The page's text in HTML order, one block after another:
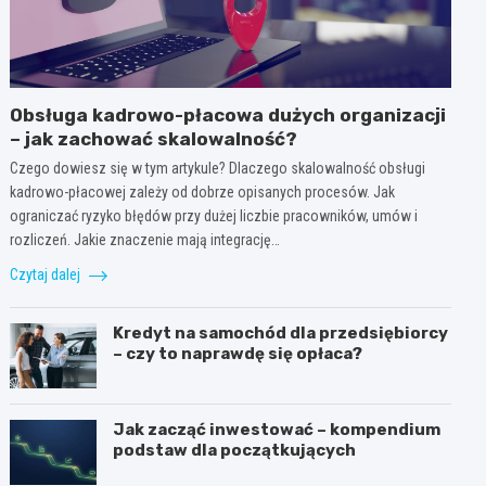
Obsługa kadrowo-płacowa dużych organizacji
– jak zachować skalowalność?
Czego dowiesz się w tym artykule? Dlaczego skalowalność obsługi
kadrowo-płacowej zależy od dobrze opisanych procesów. Jak
ograniczać ryzyko błędów przy dużej liczbie pracowników, umów i
rozliczeń. Jakie znaczenie mają integrację…
Czytaj dalej
Kredyt na samochód dla przedsiębiorcy
– czy to naprawdę się opłaca?
Jak zacząć inwestować – kompendium
podstaw dla początkujących